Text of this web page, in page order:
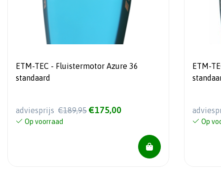
ETM-TEC - Fluistermotor Azure 36
standaard
adviesprijs €189,95 €175,00
Op voorraad
ETM-
Op